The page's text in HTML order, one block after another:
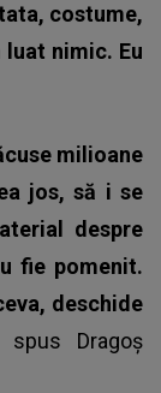
costume,
nimic. Eu
milioane
jos, să i se
despre
fie pomenit.
deschide
spus Dragoș